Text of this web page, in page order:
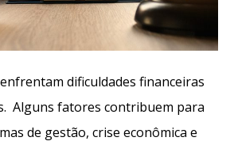
dificuldades financeiras
Alguns fatores contribuem para
de gestão, crise econômica e